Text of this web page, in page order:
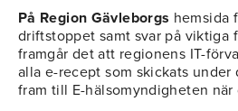
På Region Gävleborgs hemsida
driftstoppet samt svar på viktiga
framgår det att regionens IT-
alla e-recept som skickats
fram till E-hälsomyndigheten